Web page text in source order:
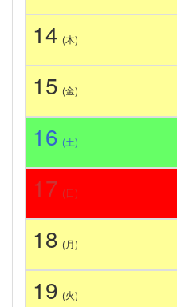
14 (木)
15 (金)
16 (土)
17 (日)
18 (月)
19 (火)